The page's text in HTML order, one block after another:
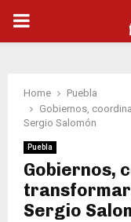
PRIMARY
Home
Puebla
Gobiernos,
Sergio Salomón
Puebla
Gobiernos,
Sergio